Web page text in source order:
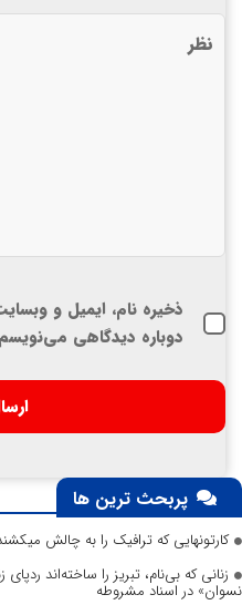
ذخیره نام، ایمیل و
دوباره دیدگاهی
پربحث ترین ها
کارتونهایی که ترافیک را به چالش
زنانی که بی‌نام، تبریز را ساخته‌اند ردپای
نسوان» در اسناد مشروطه